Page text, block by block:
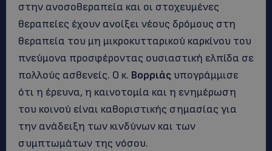
στην ανοσοθεραπεία και οι στοχευμένες
θεραπείες έχουν ανοίξει νέους δρόμους στη
θεραπεία του μη μικροκυτταρικού καρκίνου του
πνεύμονα προσφέροντας ουσιαστική ελπίδα σε
πολλούς ασθενείς. Ο κ. Βορριάς υπογράμμισε
ότι η έρευνα, η καινοτομία και η ενημέρωση
του κοινού είναι καθοριστικής σημασίας για
την ανάδειξη των κινδύνων και των
συμπτωμάτων της νόσου.